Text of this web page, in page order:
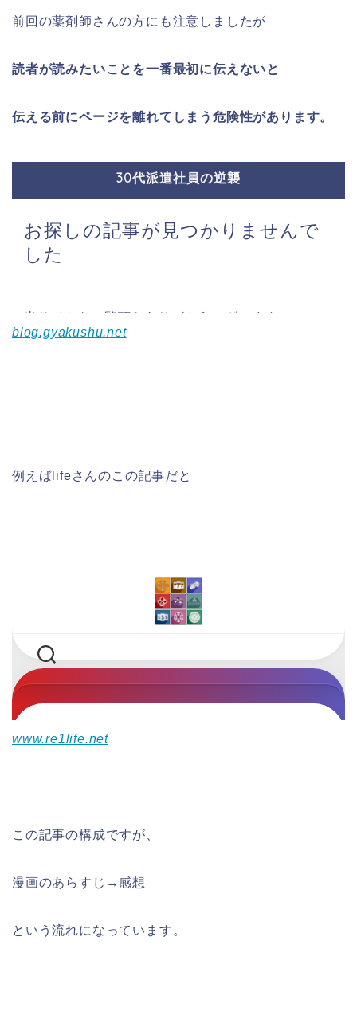
前回の薬剤師さんの方にも注意しましたが
読者が読みたいことを一番最初に伝えないと
伝える前にページを離れてしまう危険性があります。
blog.gyakushu.net
例えばlifeさんのこの記事だと
www.re1life.net
この記事の構成ですが、
漫画のあらすじ→感想
という流れになっています。